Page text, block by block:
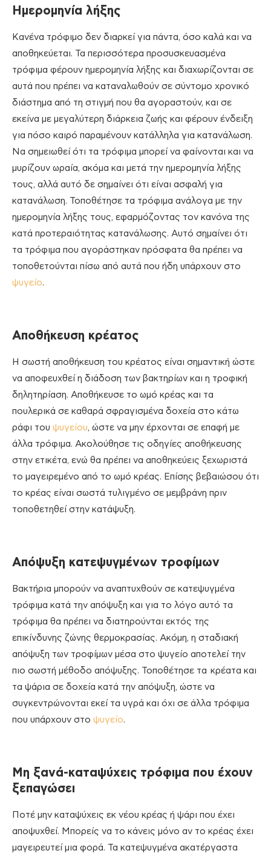
Ημερομηνία λήξης
Κανένα τρόφιμο δεν διαρκεί για πάντα, όσο καλά και να
αποθηκεύεται. Τα περισσότερα προσυσκευασμένα
τρόφιμα φέρουν ημερομηνία λήξης και διαχωρίζονται σε
αυτά που πρέπει να καταναλωθούν σε σύντομο χρονικό
διάστημα από τη στιγμή που θα αγοραστούν, και σε
εκείνα με μεγαλύτερη διάρκεια ζωής και φέρουν ένδειξη
για πόσο καιρό παραμένουν κατάλληλα για κατανάλωση.
Να σημειωθεί ότι τα τρόφιμα μπορεί να φαίνονται και να
μυρίζουν ωραία, ακόμα και μετά την ημερομηνία λήξης
τους, αλλά αυτό δε σημαίνει ότι είναι ασφαλή για
κατανάλωση. Τοποθέτησε τα τρόφιμα ανάλογα με την
ημερομηνία λήξης τους, εφαρμόζοντας τον κανόνα της
κατά προτεραιότητας κατανάλωσης. Αυτό σημαίνει ότι
τα τρόφιμα που αγοράστηκαν πρόσφατα θα πρέπει να
τοποθετούνται πίσω από αυτά που ήδη υπάρχουν στο
ψυγείο.
Αποθήκευση κρέατος
Η σωστή αποθήκευση του κρέατος είναι σημαντική ώστε
να αποφευχθεί η διάδοση των βακτηρίων και η τροφική
δηλητηρίαση. Αποθήκευσε το ωμό κρέας και τα
πουλερικά σε καθαρά σφραγισμένα δοχεία στο κάτω
ράφι του ψυγείου, ώστε να μην έρχονται σε επαφή με
άλλα τρόφιμα. Ακολούθησε τις οδηγίες αποθήκευσης
στην ετικέτα, ενώ θα πρέπει να αποθηκεύεις ξεχωριστά
το μαγειρεμένο από το ωμό κρέας. Επίσης βεβαιώσου ότι
το κρέας είναι σωστά τυλιγμένο σε μεμβράνη πριν
τοποθετηθεί στην κατάψυξη.
Απόψυξη κατεψυγμένων τροφίμων
Βακτήρια μπορούν να αναπτυχθούν σε κατεψυγμένα
τρόφιμα κατά την απόψυξη και για το λόγο αυτό τα
τρόφιμα θα πρέπει να διατηρούνται εκτός της
επικίνδυνης ζώνης θερμοκρασίας. Ακόμη, η σταδιακή
απόψυξη των τροφίμων μέσα στο ψυγείο αποτελεί την
πιο σωστή μέθοδο απόψυξης. Τοποθέτησε τα κρέατα και
τα ψάρια σε δοχεία κατά την απόψυξη, ώστε να
συγκεντρώνονται εκεί τα υγρά και όχι σε άλλα τρόφιμα
που υπάρχουν στο ψυγείο.
Μη ξανά-καταψύχεις τρόφιμα που έχουν
ξεπαγώσει
Ποτέ μην καταψύχεις εκ νέου κρέας ή ψάρι που έχει
αποψυχθεί. Μπορείς να το κάνεις μόνο αν το κρέας έχει
μαγειρευτεί μια φορά. Τα κατεψυγμένα ακατέργαστα